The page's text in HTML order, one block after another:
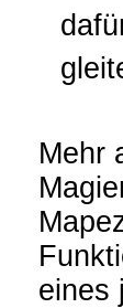
Mehr
eines